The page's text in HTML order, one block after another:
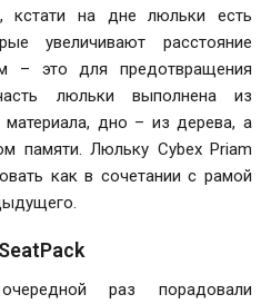
кстати на дне люльки есть
увеличивают расстояние
– это для предотвращения
люльки выполнена из
материала, дно – из дерева, а
памяти. Люльку Cybex Priam
как в сочетании с рамой
раз порадовали